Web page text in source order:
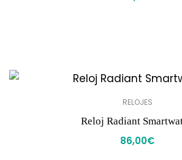
RELOJES
Reloj Radiant
86,00€